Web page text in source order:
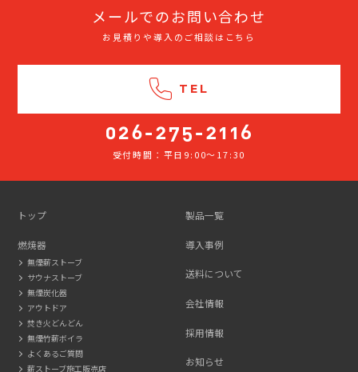
メールでのお問い合わせ
お見積りや導入のご相談はこちら
TEL
受付時間：平日9:00～17:30
トップ
燃焼器
無煙薪ストーブ
サウナストーブ
無煙炭化器
アウトドア
焚き火どんどん
無煙竹薪ボイラ
よくあるご質問
薪ストーブ施工販売店
製品一覧
導入事例
送料について
会社情報
採用情報
お知らせ